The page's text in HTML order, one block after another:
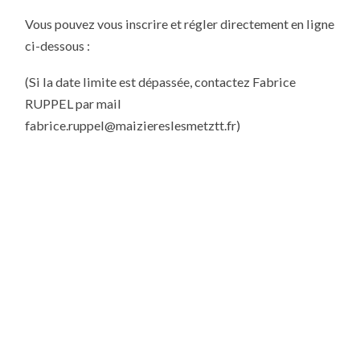
Vous pouvez vous inscrire et régler directement en ligne
ci-dessous :
(Si la date limite est dépassée, contactez Fabrice
RUPPEL par mail
fabrice.ruppel@maiziereslesmetztt.fr)